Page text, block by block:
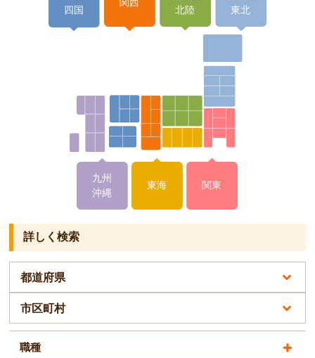
四国
北陸
東北
九州
沖縄
東海 関東
詳しく検索
職種